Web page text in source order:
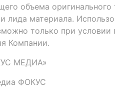
объема оригинального
и лида материала.
только при условии
Компании.
МЕДИА»
ФОКУС